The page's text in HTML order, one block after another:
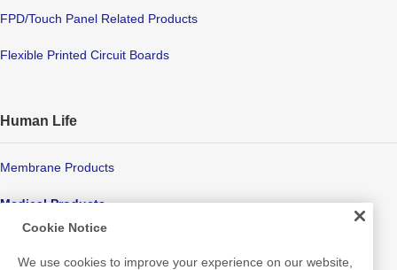
FPD/Touch Panel Related Products
Flexible Printed Circuit Boards
Human Life
Membrane Products
Medical Products
Cookie Notice
We use cookies to improve your experience on our website,